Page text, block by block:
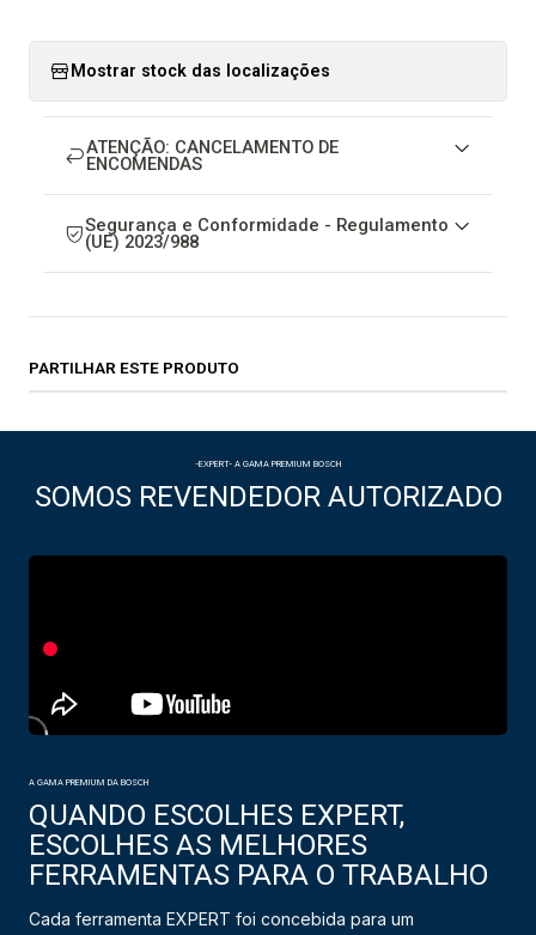
Mostrar stock das localizações
ATENÇÃO: CANCELAMENTO DE
ENCOMENDAS
Segurança e Conformidade - Regulamento
(UE) 2023/988
PARTILHAR ESTE PRODUTO
-EXPERT- A GAMA PREMIUM BOSCH
SOMOS REVENDEDOR AUTORIZADO
A GAMA PREMIUM DA BOSCH
QUANDO ESCOLHES EXPERT,
ESCOLHES AS MELHORES
FERRAMENTAS PARA O TRABALHO
Cada ferramenta EXPERT foi concebida para um